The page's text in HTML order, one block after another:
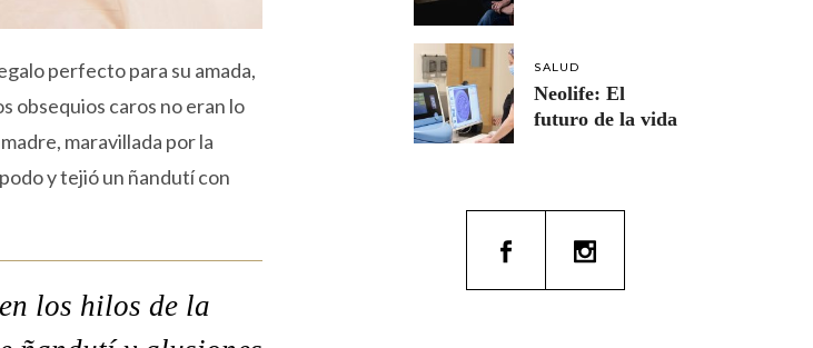
perfecto para su amada,
obsequios caros no eran lo
maravillada por la
y tejió un ñandutí con
los hilos de la
SALUD
Neolife: El
futuro de la vida